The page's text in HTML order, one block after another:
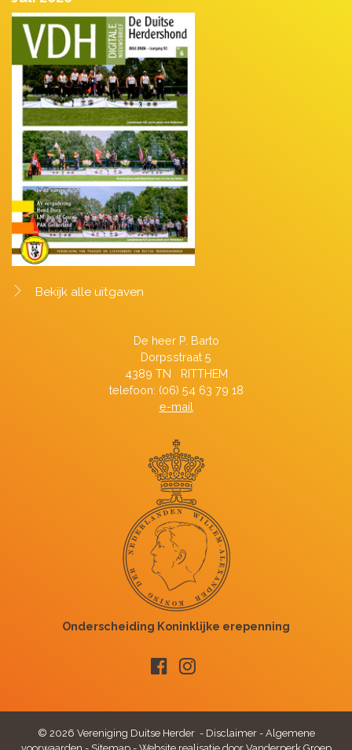
Bekijk alle uitgaven
De heer P. Barto
Dorpsstraat 5
4389 TN RITTHEM
telefoon: (06) 54 63 79 18
e-mail
© 2026 Vereniging Duitse Herder - Disclaimer- Algemene